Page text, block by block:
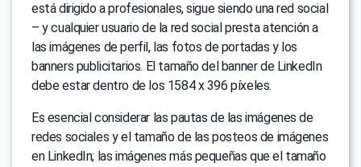
está dirigido a profesionales, sigue siendo una red social
– y cualquier usuario de la red social presta atención a
las imágenes de perfil, las fotos de portadas y los
banners publicitarios. El tamaño del banner de LinkedIn
debe estar dentro de los 1584 x 396 píxeles.
Es esencial considerar las pautas de las imágenes de
redes sociales y el tamaño de las posteos de imágenes
en LinkedIn; las imágenes más pequeñas que el tamaño